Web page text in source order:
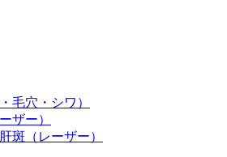
毛穴・シワ）
ザー）
斑（レーザー）